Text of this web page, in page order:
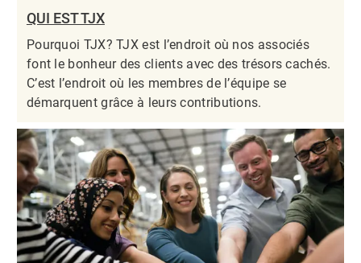
QUI EST TJX
Pourquoi TJX? TJX est l’endroit où nos associés
font le bonheur des clients avec des trésors cachés.
C’est l’endroit où les membres de l’équipe se
démarquent grâce à leurs contributions.​​​​​​​